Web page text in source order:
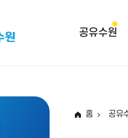
공유수원
홈 공유